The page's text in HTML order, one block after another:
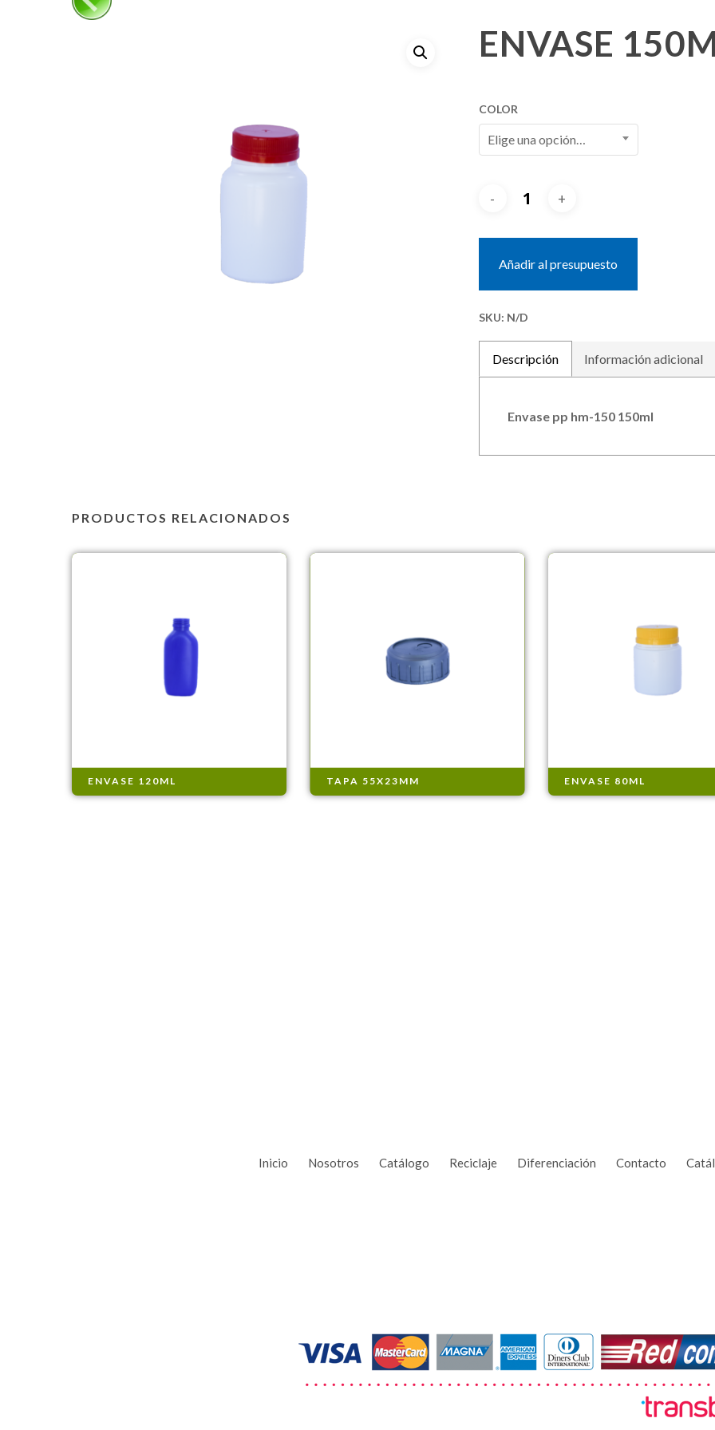
ENVASE
COLOR
Elige una opción…
Añadir al presupuesto
SKU: N/D
Descripción Información adicional
Envase pp hm-150 150ml
PRODUCTOS RELACIONADOS
ENVASE 120ML TAPA 55X23MM ENVASE 80ML
Inicio Nosotros Catálogo Reciclaje Diferenciación Contacto